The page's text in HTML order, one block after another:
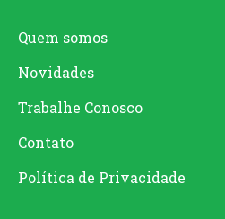
Quem somos
Novidades
Trabalhe Conosco
Contato
Política de Privacidade